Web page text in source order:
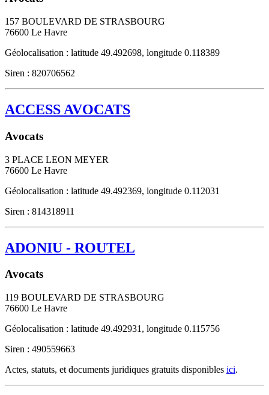
157 BOULEVARD DE STRASBOURG
76600 Le Havre
Géolocalisation : latitude 49.492698, longitude 0.118389
Siren : 820706562
ACCESS AVOCATS
Avocats
3 PLACE LEON MEYER
76600 Le Havre
Géolocalisation : latitude 49.492369, longitude 0.112031
Siren : 814318911
ADONIU - ROUTEL
Avocats
119 BOULEVARD DE STRASBOURG
76600 Le Havre
Géolocalisation : latitude 49.492931, longitude 0.115756
Siren : 490559663
Actes, statuts, et documents juridiques gratuits disponibles ici.